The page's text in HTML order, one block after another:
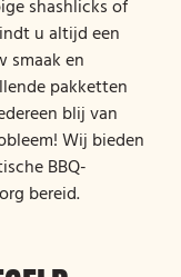
shashlicks of
u altijd een
smaak en
pakketten
blij van
Wij bieden
BBQ-
bereid.